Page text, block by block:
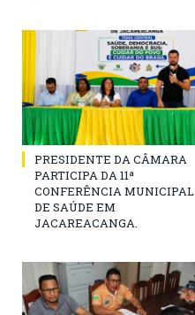
PRESIDENTE DA CÂMARA
PARTICIPA DA 11ª
CONFERÊNCIA MUNICIPAL
DE SAÚDE EM
JACAREACANGA.